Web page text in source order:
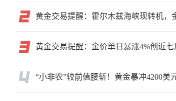
“小非农”较前值腰斩！黄金暴冲4200美